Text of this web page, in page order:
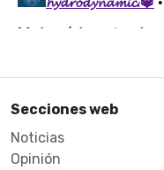
Secciones web
Noticias
Opinión